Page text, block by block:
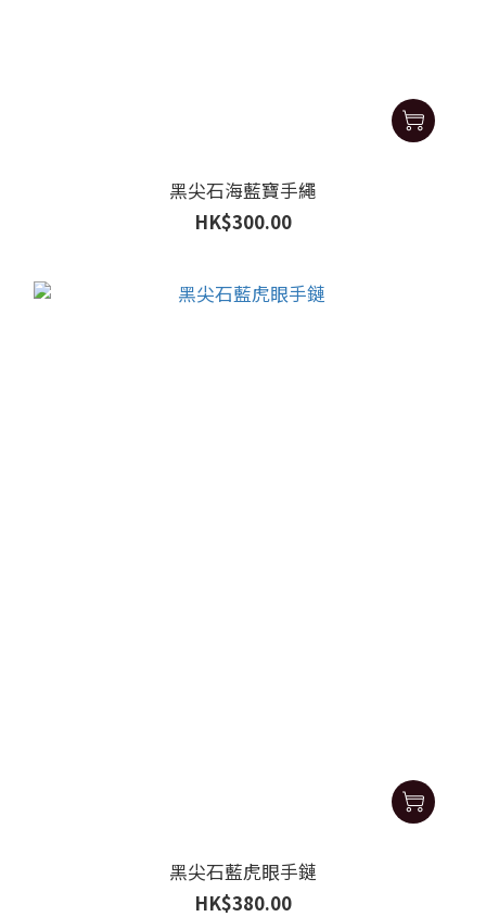
黑尖石海藍寶手繩
HK$300.00
黑尖石藍虎眼手鏈
HK$380.00